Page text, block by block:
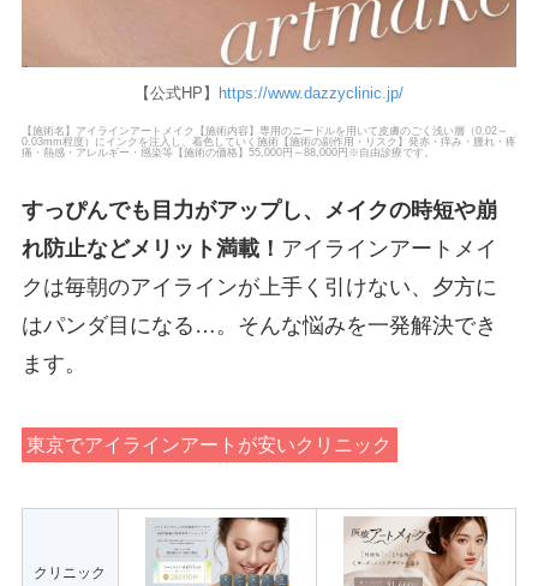
【公式HP】 https://www.dazzyclinic.jp/
【施術名】アイラインアートメイク【施術内容】専用のニードルを用いて皮膚のごく浅い層（0.02～
0.03mm程度）にインクを注入し、着色していく施術【施術の副作用・リスク】発赤・痒み・腫れ・疼
痛・熱感・アレルギー・感染等【施術の価格】55,000円～88,000円※自由診療です。
すっぴんでも目力がアップし、メイクの時短や崩
れ防止などメリット満載！ アイラインアートメイ
クは毎朝のアイラインが上手く引けない、夕方に
はパンダ目になる…。そんな悩みを一発解決でき
ます。
東京でアイラインアートが安いクリニック
クリニック